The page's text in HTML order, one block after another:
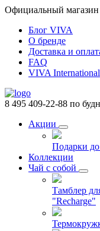
Официальный магазин
Блог VIVA
О бренде
Доставка и
FAQ
VIVA International
8 495 409-22-88 по
Акции
Подарки
Коллекции
Чай с собой
Тамблер
"Recharge"